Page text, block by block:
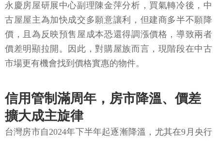
永慶房屋研展中心副理陳金萍分析，買氣轉冷後，中
古屋屋主為加快成交多願意讓利，但建商多半不願降
價，且為反映預售屋成本恐還得調漲價格，導致兩者
價差明顯拉開。因此，對購屋族而言，現階段在中古
市場更有機會找到價格實惠的物件。
信用管制滿周年，房市降溫、價差
擴大成主旋律
台灣房市自2024年下半年起逐漸降溫，尤其在9月央行